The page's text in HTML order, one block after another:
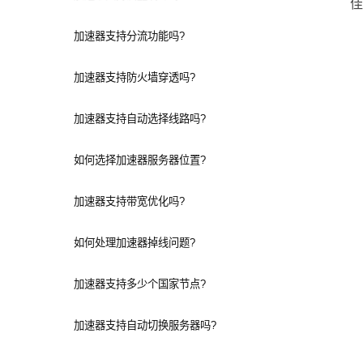
加速器支持分流功能吗?
加速器支持防火墙穿透吗?
加速器支持自动选择线路吗?
如何选择加速器服务器位置?
加速器支持带宽优化吗?
如何处理加速器掉线问题?
加速器支持多少个国家节点?
加速器支持自动切换服务器吗?